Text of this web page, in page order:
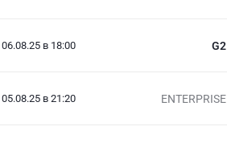
06.08.25 в 18:00 G2
05.08.25 в 21:20 ENTERPRISE